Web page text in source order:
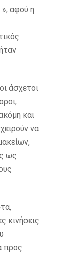
», αφού η
άσχετοι
και
να
ως
κινήσεις
προς